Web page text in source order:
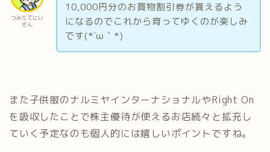
つみたてにい
さん
10,000円分のお買物割引券が貰えるよう
になるのでこれから育ってゆくのが楽しみ
です(*´ω｀*)
また子供服のナルミヤインターナショナルやRight On
を吸収したことで株主優待が使えるお店続々と拡充し
ていく予定なのも個人的には嬉しいポイントですね。